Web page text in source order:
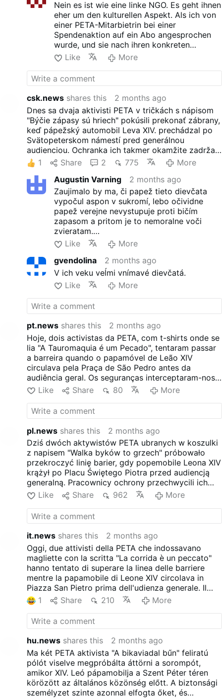
Nein es ist wie eine linke NGO. Es geht ihnen
eher um den kulturellen Aspekt. Als ich von
einer PETA-Mitarbietrin bei einer
Spendenaktion auf ein Abo angesprochen
wurde, und sie nach ihren konkreten
Aktionen gegen islamisches Schächten
fragte hatte sie keine Probleme damit und
versuchte das Thema zu wechseln. Da hört
die Tierliebe dann ganz schnell auf
Like More
csk.news shares this
2 months ago
Dnes sa dvaja aktivisti PETA v tričkách s nápisom
"Býčie zápasy sú hriech" pokúsili prekonať zábrany,
keď pápežský automobil Leva XIV. prechádzal po
Svätopeterskom námestí pred generálnou
audienciou. Ochranka ich takmer okamžite zadržala
a odviedla preč. Popemobil sa na chvíľu zastavil,
ale audiencia pokračovala ako zvyčajne.
1 Share 2 775
More
Augustin Varning
2 months ago
Zaujimalo by ma, či papež tieto dievčata
vypočul aspon v sukromí, lebo očividne
papež verejne nevystupuje proti bičím
zapasom a pritom je to nemoralne voči
zvieratam.
Spomenul som si pritom na pp.Františka,
ked tiež istá čiňanka na neho vybehla a
nechcel ju ani vypočuť.
Tieto scény môžu navonok vyzerať ako
trapne excesy ludí, ale pokial chcu
upozorniť na skutočné hriechy, ktore sa
pachaju a papež na ne nereaguje tak potom
nech sa nečuduje, že aktivisti takto verejne
vystupuju
Like
More
gvendolina
2 months ago
V ich veku veĺmi vnímavé dievčatá.
Like
More
pt.news shares this
2 months ago
Hoje, dois activistas da PETA, com t-shirts onde se
lia "A Tauromaquia é um Pecado", tentaram passar
a barreira quando o papamóvel de Leão XIV
circulava pela Praça de São Pedro antes da
audiência geral. Os seguranças interceptaram-nos
quase de imediato e escoltaram-nos para longe. O
papamóvel fez uma breve paragem, mas a
audiência continuou normalmente.
Like Share 80 More
pl.news shares this
2 months ago
Dziś dwóch aktywistów PETA ubranych w koszulki
z napisem "Walka byków to grzech" próbowało
przekroczyć linię barier, gdy popemobile Leona XIV
krążył po Placu Świętego Piotra przed audiencją
generalną. Pracownicy ochrony przechwycili ich
niemal natychmiast i odeskortowali. Popemobile
zatrzymał się na chwilę, ale publiczność
kontynuowała normalnie.
Like Share 962 More
it.news shares this
2 months ago
Oggi, due attivisti della PETA che indossavano
magliette con la scritta "La corrida è un peccato"
hanno tentato di superare la linea delle barriere
mentre la papamobile di Leone XIV circolava in
Piazza San Pietro prima dell'udienza generale. Il
personale di sicurezza li ha intercettati quasi
immediatamente e li ha scortati via. La papamobile
ha fatto una breve pausa, ma il pubblico ha
continuato normalmente.
1 Share 210 More
hu.news shares this
2 months ago
Ma két PETA aktivista "A bikaviadal bűn" feliratú
pólót viselve megpróbálta áttörni a sorompót,
amikor XIV. Leó pápamobilja a Szent Péter téren
körözött az általános közönség előtt. A biztonsági
személyzet szinte azonnal elfogta őket, és